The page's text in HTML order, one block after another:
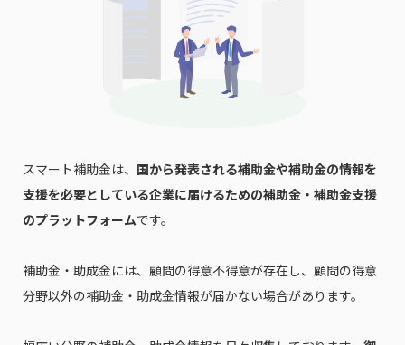
スマート補助金は、 国から発表される補助金や補助金の情報を
支援を必要としている企業に届けるための補助金・補助金支援
のプラットフォームです。
補助金・助成金には、顧問の得意不得意が存在し、顧問の得意
分野以外の補助金・助成金情報が届かない場合があります。